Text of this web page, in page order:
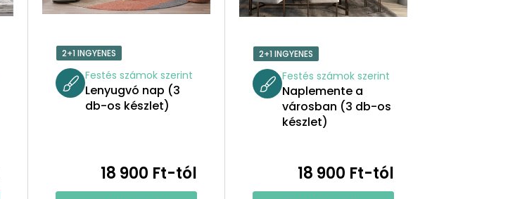
K
R
E
N
D
E
2+1 INGYENES
Festés számok szerint
Lenyugvó nap (3
db-os készlet)
18 900 Ft-tól
2+1 INGYENES
Festés számok szerint
Naplemente a
városban (3 db-os
készlet)
18 900 Ft-tól